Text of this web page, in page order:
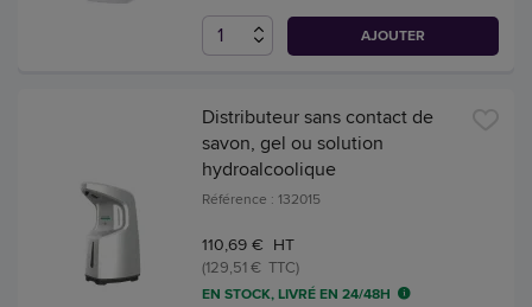
AJOUTER
Distributeur sans contact de
savon, gel ou solution
hydroalcoolique
Référence : 132015
110,69 € HT
(129,51 € TTC)
EN STOCK, LIVRÉ EN 24/48H